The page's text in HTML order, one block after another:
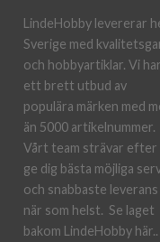
LindeHobby levererar
Sverige med
och hobbyartiklar. Vi har
ett brett utbud av
populära märken med
än 5000 artikelnummer.
Vårt team strävar
ge dig bästa möjliga
och snabbaste leverans
när som helst. Se laget
bakom LindeHobby här..